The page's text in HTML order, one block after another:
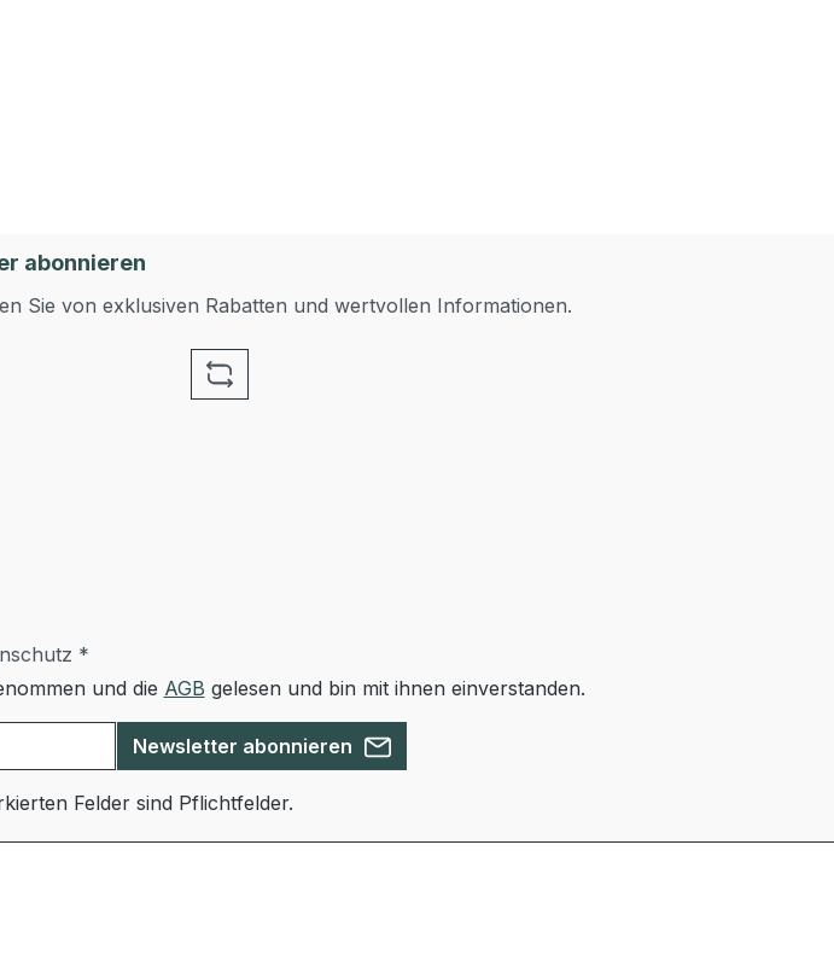
abonnieren
Sie von exklusiven Rabatten und wertvollen Informationen.
*
und die AGB gelesen und bin mit ihnen einverstanden.
Newsletter abonnieren
Felder sind Pflichtfelder.